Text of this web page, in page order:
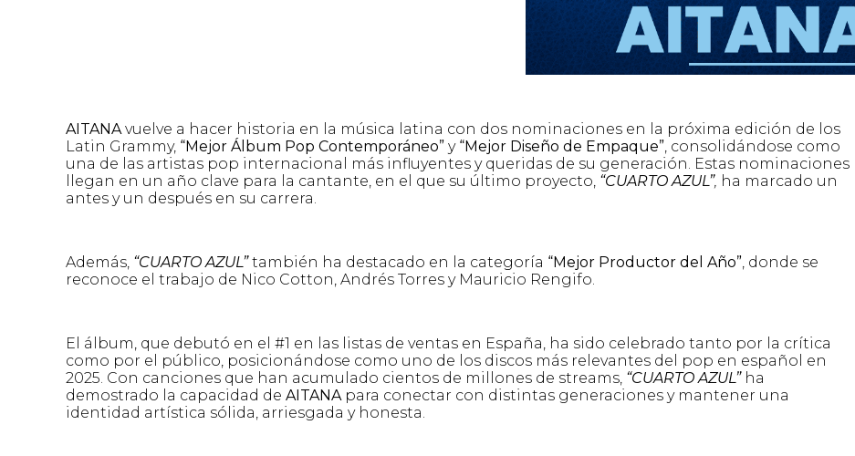
AITANAvuelve a hacer historia en la música latina con dos nominaciones en la próxima edición de los
Latin Grammy, “Mejor Álbum Pop Contemporáneo” y “Mejor Diseño de Empaque”, consolidándose como
una de las artistas pop internacional más influyentes y queridas de su generación. Estas nominaciones
llegan en un año clave para la cantante, en el que su último proyecto, “CUARTO AZUL”, ha marcado un
antes y un después en su carrera.
Además, “CUARTO AZUL”también ha destacado en la categoría “Mejor Productor del Año”, donde se
reconoce el trabajo de Nico Cotton, Andrés Torres y Mauricio Rengifo.
El álbum, que debutó en el #1 en las listas de ventas en España, ha sido celebrado tanto por la crítica
como por el público, posicionándose como uno de los discos más relevantes del pop en español en
2025. Con canciones que han acumulado cientos de millones de streams, “CUARTO AZUL” ha
demostrado la capacidad de AITANApara conectar con distintas generaciones y mantener una
identidad artística sólida, arriesgada y honesta.